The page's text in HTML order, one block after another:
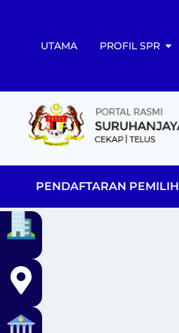
UTAMA PROFIL SPR
PENDAFTARAN PEMILIH